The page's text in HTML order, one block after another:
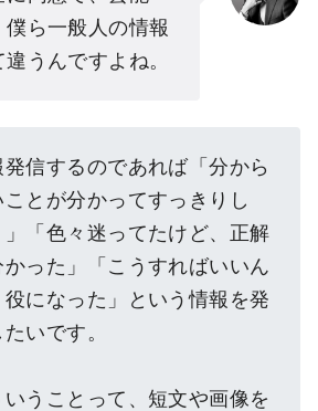
僕ら一般人の情報
うんですよね。
発信するのであれば「分から
ことが分かってすっきりし
」「色々迷ってたけど、正解
かった」「こうすればいいん
役になった」という情報を発
いです。
いうことって、短文や画像を